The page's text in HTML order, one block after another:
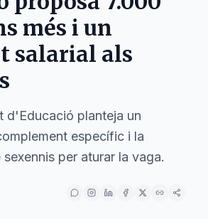
més i un
salarial als
d'Educació planteja un
específic i la
per aturar la vaga.